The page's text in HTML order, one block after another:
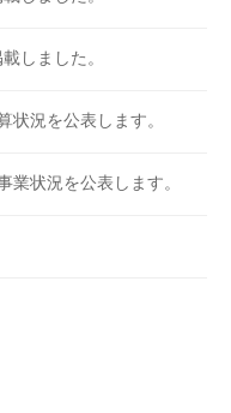
しました。
状況を公表します。
業状況を公表します。